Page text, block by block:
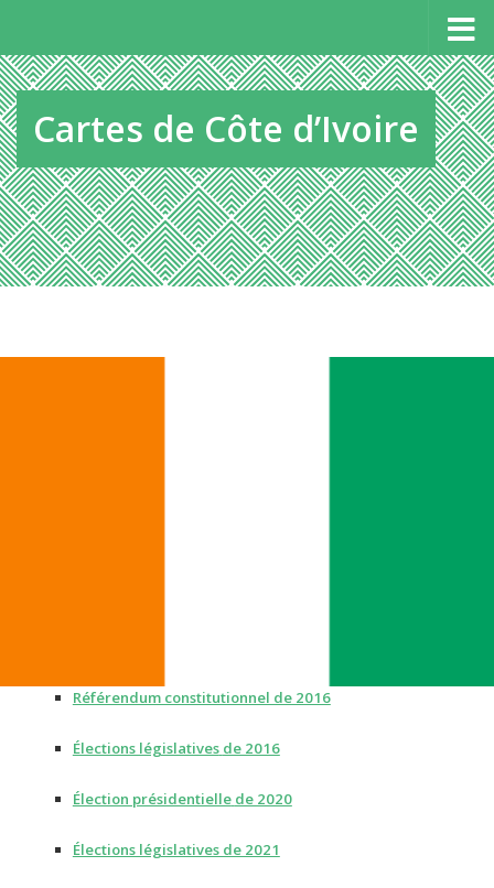
Cartes de Côte d’Ivoire
Référendum constitutionnel de 2016
Élections législatives de 2016
Élection présidentielle de 2020
Élections législatives de 2021